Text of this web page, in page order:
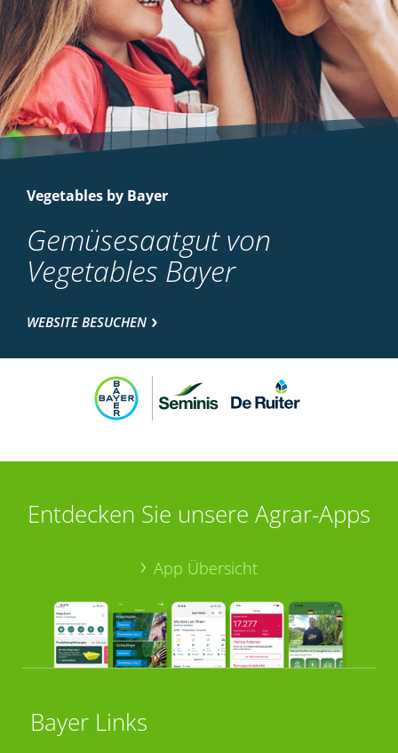
Vegetables by Bayer
Gemüsesaatgut von
Vegetables Bayer
WEBSITE BESUCHEN
Entdecken Sie unsere Agrar-Apps
App Übersicht
Bayer Links